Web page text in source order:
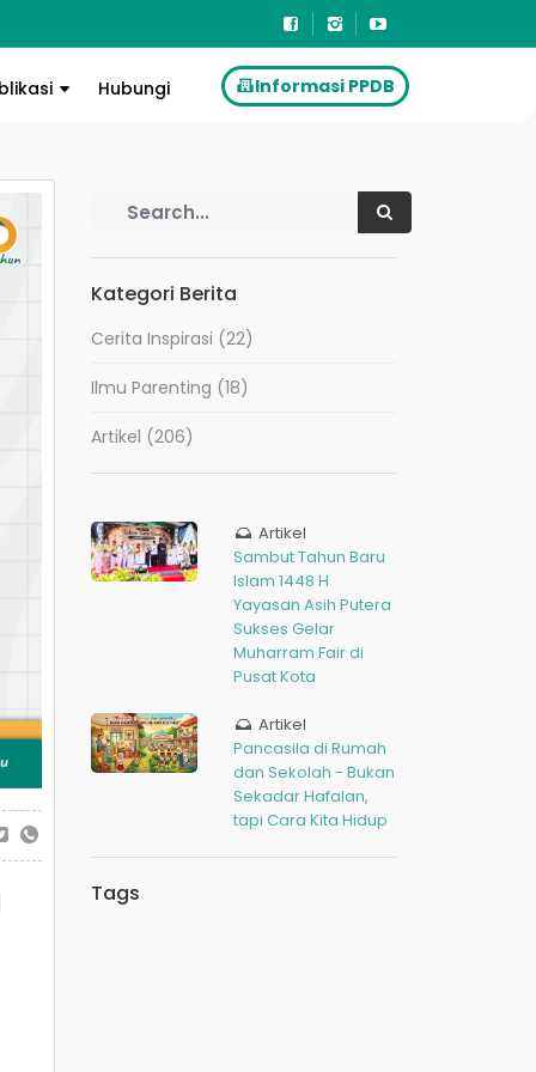
Hubungi Informasi PPDB
Kategori Berita
Cerita Inspirasi (22)
Ilmu Parenting (18)
Artikel (206)
Artikel
Sambut Tahun Baru
Islam 1448 H
Yayasan Asih Putera
Sukses Gelar
Muharram Fair di
Pusat Kota
Artikel
Pancasila di Rumah
dan Sekolah - Bukan
Sekadar Hafalan,
tapi Cara Kita Hidup
Tags